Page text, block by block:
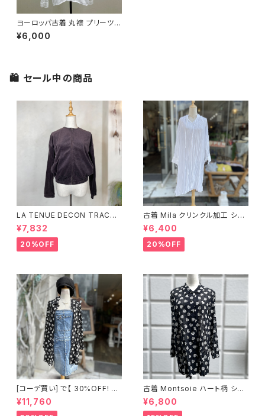
ヨーロッパ古着 丸襟 プリーツシ
ャツ ホワイト
¥6,000
🛍 セール中の商品
LA TENUE DECON TRACTE
E ブラウンジャケット
¥7,832
20%OFF
古着 Mila クリンクル加工 シャ
ツワンピース
¥6,400
20%OFF
[コーデ買い] で【 30%OFF! 】2
点 ショート丈 デニム サロペット
スカート + 古着 Montsoie ハ
¥11,760
古着 Montsoie ハート柄 シア
ーシャツ ブラック
¥6,800